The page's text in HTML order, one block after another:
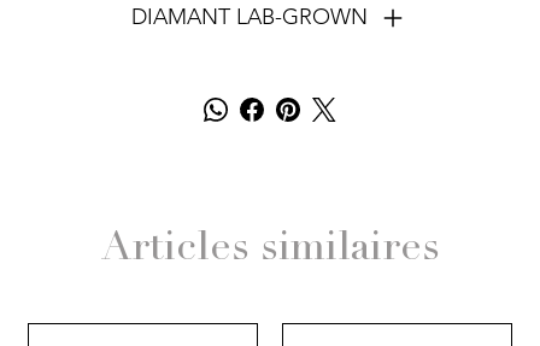
DIAMANT LAB-GROWN
Articles similaires